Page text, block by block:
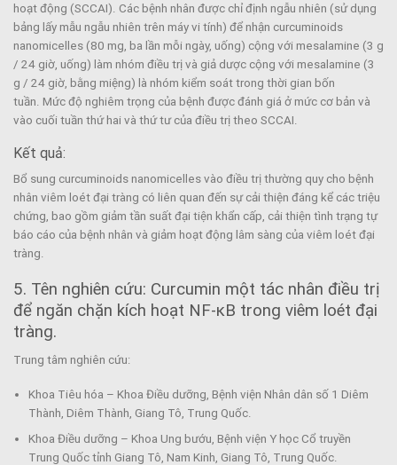
hoạt động (SCCAI). Các bệnh nhân được chỉ định ngẫu nhiên (sử dụng
bảng lấy mẫu ngẫu nhiên trên máy vi tính) để nhận curcuminoids
nanomicelles (80 mg, ba lần mỗi ngày, uống) cộng với mesalamine (3 g
/ 24 giờ, uống) làm nhóm điều trị và giả dược cộng với mesalamine (3
g / 24 giờ, bằng miệng) là nhóm kiểm soát trong thời gian bốn
tuần. Mức độ nghiêm trọng của bệnh được đánh giá ở mức cơ bản và
vào cuối tuần thứ hai và thứ tư của điều trị theo SCCAI.
Kết quả:
Bổ sung curcuminoids nanomicelles vào điều trị thường quy cho bệnh
nhân viêm loét đại tràng có liên quan đến sự cải thiện đáng kể các triệu
chứng, bao gồm giảm tần suất đại tiện khẩn cấp, cải thiện tình trạng tự
báo cáo của bệnh nhân và giảm hoạt động lâm sàng của viêm loét đại
tràng.
5. Tên nghiên cứu: Curcumin một tác nhân điều trị
để ngăn chặn kích hoạt NF-κB trong viêm loét đại
tràng.
Trung tâm nghiên cứu:
Khoa Tiêu hóa – Khoa Điều dưỡng, Bệnh viện Nhân dân số 1 Diêm
Thành, Diêm Thành, Giang Tô, Trung Quốc.
Khoa Điều dưỡng – Khoa Ung bướu, Bệnh viện Y học Cổ truyền
Trung Quốc tỉnh Giang Tô, Nam Kinh, Giang Tô, Trung Quốc.